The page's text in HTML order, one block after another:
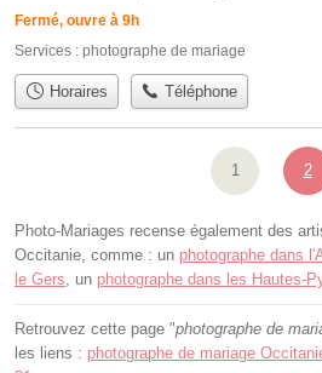
Fermé, ouvre à 9h
Services : photographe de mariage
Horaires Téléphone
1 2
Photo-Mariages recense également des
Occitanie, comme : un photographe dans
le Gers , un photographe dans les Hautes-
Retrouvez cette page "photographe de
les liens : photographe de mariage